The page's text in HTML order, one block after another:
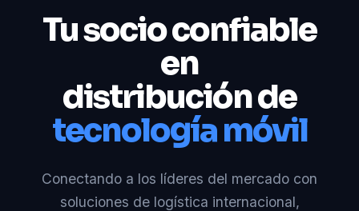
Tu socio confiable
en
distribución de
tecnología móvil
Conectando a los líderes del mercado con
soluciones de logística internacional,